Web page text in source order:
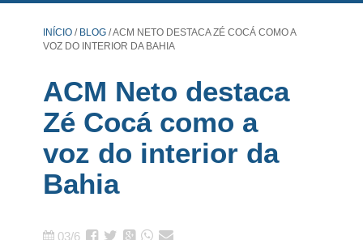
INÍCIO / BLOG /ACM NETO DESTACA ZÉ COCÁ COMO A
VOZ DO INTERIOR DA BAHIA
ACM Neto destaca
Zé Cocá como a
voz do interior da
Bahia
03/6